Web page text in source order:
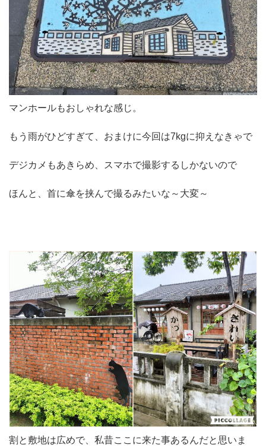
マンホールもおしゃれな感じ。
もう雨がひどすぎて、おまけに今回は7kgに抑えなきゃで
デジカメもあきらめ、スマホで撮影するしかないので
ほんと、首に傘を挟んで撮るみたいな～大変～
割と敷地は広めで、私昔ここに来た事あるんだと思いま